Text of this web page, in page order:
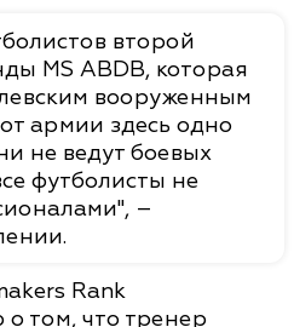
второй
MS ABDB, которая
вооруженным
армии здесь одно
не ведут боевых
футболисты не
–
Rank
о том, что тренер